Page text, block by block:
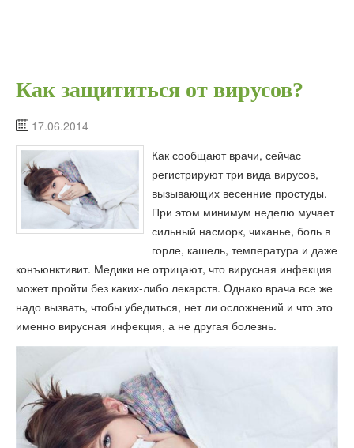
Как защититься от вирусов?
17.06.2014
Как сообщают врачи, сейчас
регистрируют три вида вирусов,
вызывающих весенние простуды.
При этом минимум неделю мучает
сильный насморк, чиханье, боль в
горле, кашель, температура и даже
конъюнктивит. Медики не отрицают, что вирусная инфекция
может пройти без каких-либо лекарств. Однако врача все же
надо вызвать, чтобы убедиться, нет ли осложнений и что это
именно вирусная инфекция, а не другая болезнь.